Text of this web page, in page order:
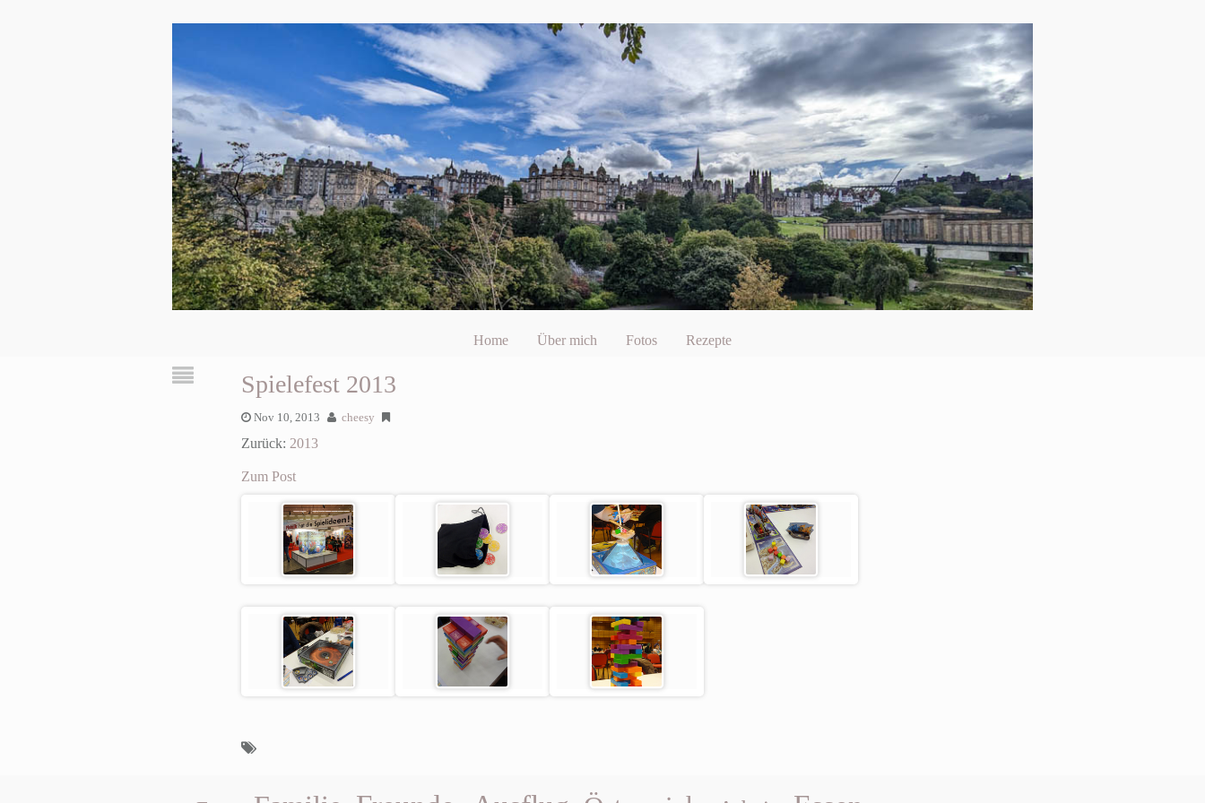
Home Über mich Fotos Rezepte
Spielefest 2013
Nov 10, 2013 cheesy
Zurück: 2013
Zum Post